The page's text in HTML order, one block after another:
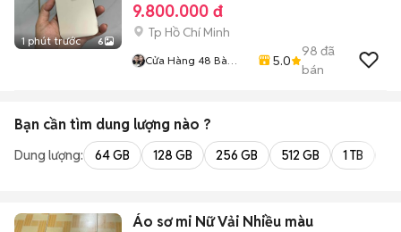
1 phút trước 6
9.800.000 đ
Tp Hồ Chí Minh
Cửa Hàng 48 Bà
5.0
98 đã
bán
Bạn cần tìm dung lượng nào ?
Dung lượng: 64 GB 128 GB 256 GB 512 GB 1 TB
Áo sơ mi Nữ Vải Nhiều màu